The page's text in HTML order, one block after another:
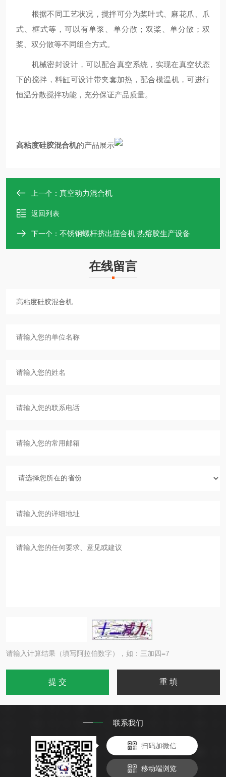
根据不同工艺状况，搅拌可分为桨叶式、麻花爪、爪
式、框式等，可以有单浆、单分散；双桨、单分散；双
桨、双分散等不同组合方式。
机械密封设计，可以配合真空系统，实现在真空状态
下的搅拌，料缸可设计带夹套加热，配合模温机，可进行
恒温分散搅拌功能，充分保证产品质量。
高粘度硅胶混合机的产品展示
上一个： 真空动力混合机
返回列表
下一个： 不锈钢螺杆挤出捏合机 热熔胶生产设备
在线留言
请输入计算结果（填写阿拉伯数字），如：三加四=7
联系我们
扫码加微信
移动端浏览